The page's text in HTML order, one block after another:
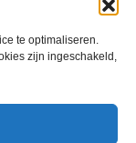
te optimaliseren.
zijn ingeschakeld,